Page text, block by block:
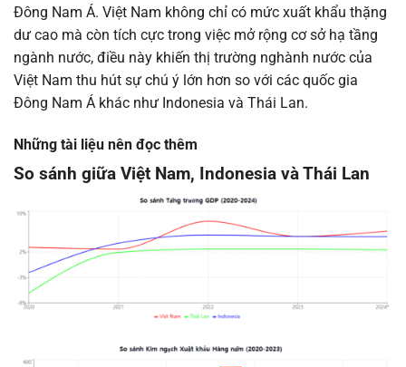
Đông Nam Á. Việt Nam không chỉ có mức xuất khẩu thặng
dư cao mà còn tích cực trong việc mở rộng cơ sở hạ tầng
ngành nước, điều này khiến thị trường nghành nước của
Việt Nam thu hút sự chú ý lớn hơn so với các quốc gia
Đông Nam Á khác như Indonesia và Thái Lan.
Những tài liệu nên đọc thêm
So sánh giữa Việt Nam, Indonesia và Thái Lan